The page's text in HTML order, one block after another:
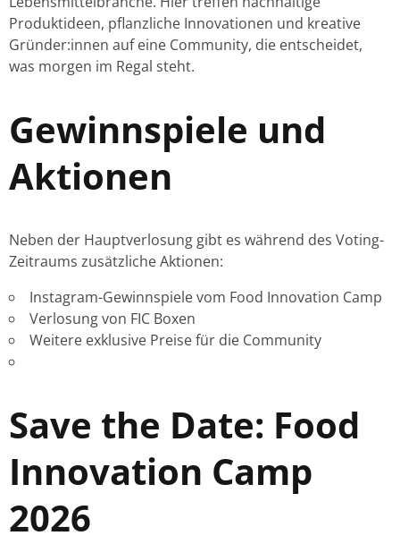
Produktideen, pflanzliche Innovationen und kreative
Gründer:innen auf eine Community, die entscheidet,
was morgen im Regal steht.
Gewinnspiele und
Aktionen
Neben der Hauptverlosung gibt es während des Voting-
Zeitraums zusätzliche Aktionen:
Instagram-Gewinnspiele vom Food Innovation Camp
Verlosung von FIC Boxen
Weitere exklusive Preise für die Community
Save the Date: Food
Innovation Camp
2026